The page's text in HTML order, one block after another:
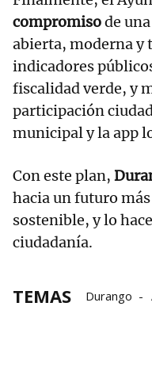
compromisode una
abierta, moderna y
indicadores
fiscalidad verde, y
participación
municipal y la app
Con este plan,
hacia un futuro
sostenible, y lo
ciudadanía.
TEMAS Durango